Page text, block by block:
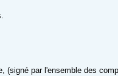
par l'ensemble des